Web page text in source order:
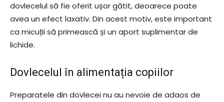
dovlecelul să fie oferit ușor gătit, deoarece poate
avea un efect laxativ. Din acest motiv, este important
ca micuții să primească și un aport suplimentar de
lichide.
Dovlecelul în alimentația copiilor
Preparatele din dovlecei nu au nevoie de adaos de